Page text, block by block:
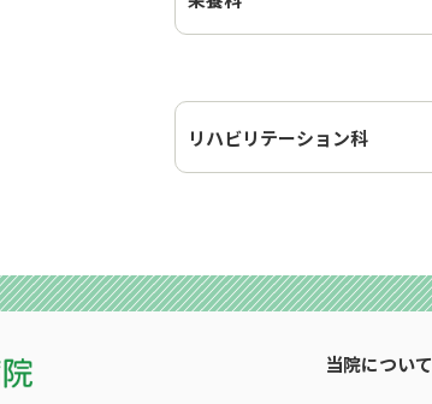
リハビリテーション科
当院について